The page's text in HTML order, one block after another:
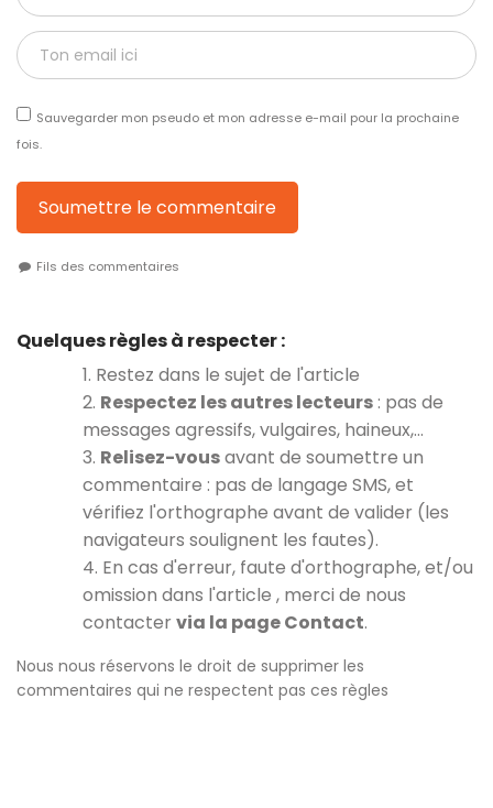
Sauvegarder mon pseudo et mon adresse e-mail pour la prochaine
fois.
Soumettre le commentaire
Fils des commentaires
Quelques règles à respecter :
1. Restez dans le sujet de l'article
2. Respectez les autres lecteurs : pas de
messages agressifs, vulgaires, haineux,…
3. Relisez-vousavant de soumettre un
commentaire : pas de langage SMS, et
vérifiez l'orthographe avant de valider (les
navigateurs soulignent les fautes).
4. En cas d'erreur, faute d'orthographe, et/ou
omission dans l'article , merci de nous
contacter via la page Contact.
Nous nous réservons le droit de supprimer les
commentaires qui ne respectent pas ces règles